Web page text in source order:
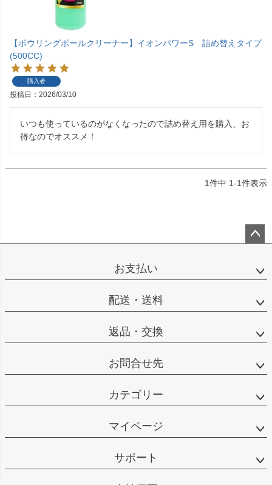
【ボウリングボールクリーナー】イオンパワーS 詰め替えタイプ
(500CC)
購入者
投稿日 2026/03/10
いつも使っているのがなくなったので詰め替え用を購入、お
得なのでオススメ！
1件中 1-1件表示
ップ
お支払い
配送・送料
返品・交換
お問合せ先
カテゴリー
マイページ
サポート